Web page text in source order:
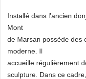
Installé dans l’ancien
Mont
de Marsan possède des
moderne. Il
accueille régulièrement
sculpture. Dans ce